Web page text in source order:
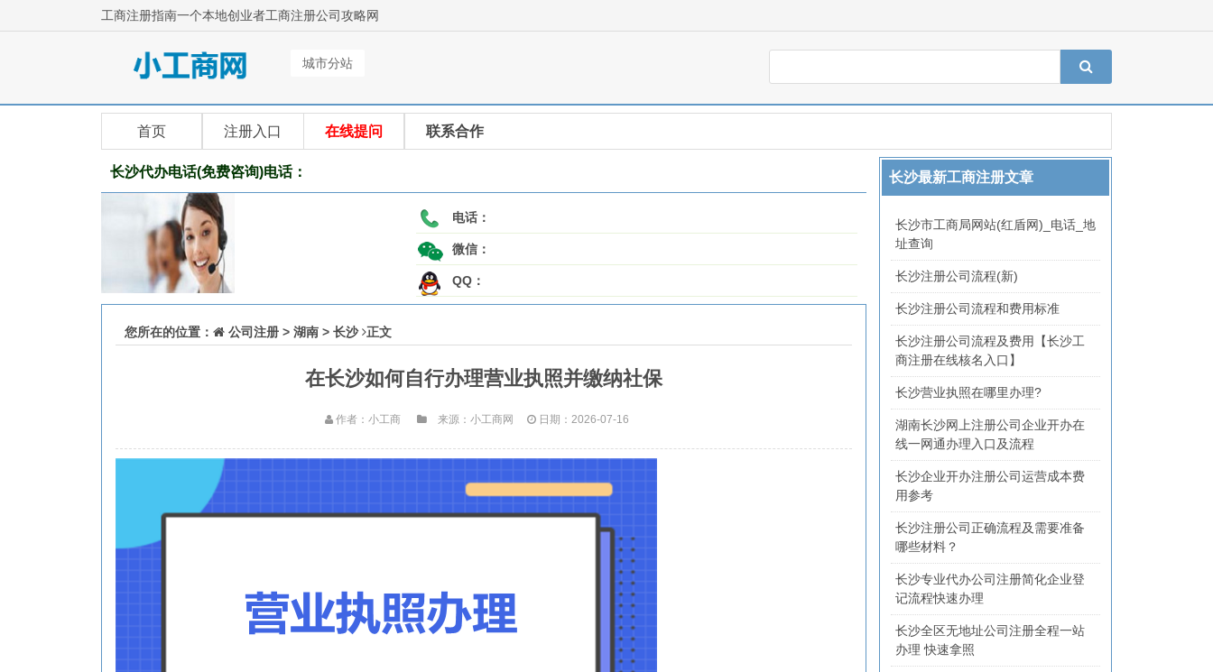
工商注册指南一个本地创业者工商注册公司攻略网
城市分站
首页 注册入口 在线提问 联系合作
长沙代办电话(免费咨询)电话：
电话：
微信：
QQ：
您所在的位置： 公司注册 > 湖南 > 长沙 正文
在长沙如何自行办理营业执照并缴纳社保
作者：小工商 来源：小工商网 日期：2026-07-16
长沙最新工商注册文章
长沙市工商局网站(红盾网)_电话_地
址查询
长沙注册公司流程(新)
长沙注册公司流程和费用标准
长沙注册公司流程及费用【长沙工
商注册在线核名入口】
长沙营业执照在哪里办理?
湖南长沙网上注册公司企业开办在
线一网通办理入口及流程
长沙企业开办注册公司运营成本费
用参考
长沙注册公司正确流程及需要准备
哪些材料？
长沙专业代办公司注册简化企业登
记流程快速办理
长沙全区无地址公司注册全程一站
办理 快速拿照